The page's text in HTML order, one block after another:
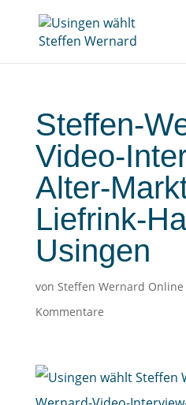
Steffen-
Video-
Alter-
Liefrink-
Usingen
von Steffen Wernard Online
Kommentare